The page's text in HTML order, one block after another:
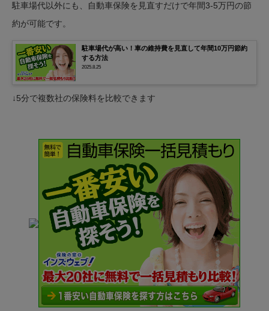
駐車場代以外にも、自動車保険を見直すだけで年間3-5万円の節
約が可能です。
駐車場代が高い！車の維持費を見直して年間10万円節約
する方法
2025.8.25
↓5分で複数社の保険料を比較できます